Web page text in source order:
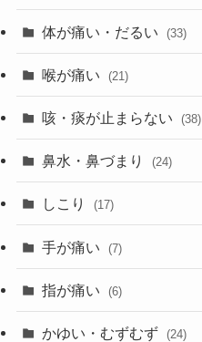
体が痛い・だるい (33)
喉が痛い (21)
咳・痰が止まらない (38)
鼻水・鼻づまり (24)
しこり (17)
手が痛い (7)
指が痛い (6)
かゆい・むずむず (24)